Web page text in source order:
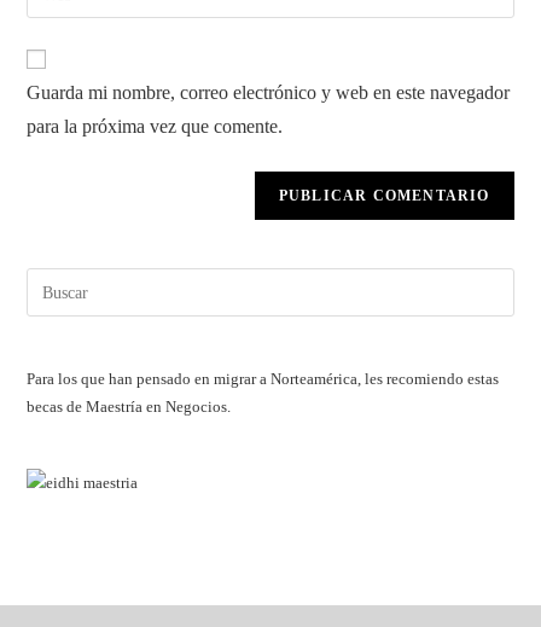
usuario
para
para
comentar
la
de
tu
web
Guarda mi nombre, correo electrónico y web en este navegador
para la próxima vez que comente.
Para los que han pensado en migrar a Norteamérica, les recomiendo estas
becas de Maestría en Negocios.